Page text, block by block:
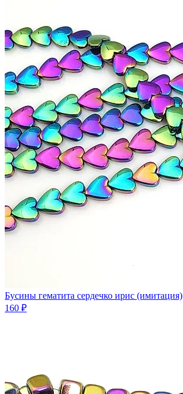
Бусины гематита сердечко ирис (имитация)
160 ₽